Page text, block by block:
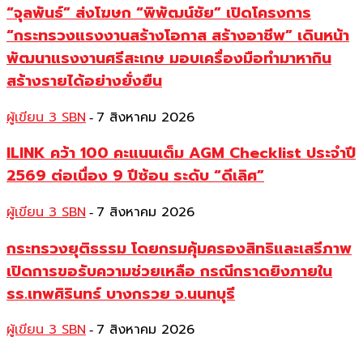
“จุลพันธ์” ส่งโฆษก “พิพัฒน์ชัย” เปิดโครงการ
“กระทรวงแรงงานสร้างโอกาส สร้างอาชีพ” เดินหน้า
พัฒนาแรงงานศรีสะเกษ มอบเครื่องมือทำมาหากิน
สร้างรายได้อย่างยั่งยืน
ผู้เขียน 3 SBN - 7 สิงหาคม 2026
ILINK คว้า 100 คะแนนเต็ม AGM Checklist ประจำปี
2569 ต่อเนื่อง 9 ปีซ้อน ระดับ “ดีเลิศ”
ผู้เขียน 3 SBN - 7 สิงหาคม 2026
กระทรวงยุติธรรม โดยกรมคุ้มครองสิทธิและเสรีภาพ
เปิดการขอรับความช่วยเหลือ กรณีกราดยิงภายใน
รร.เทพศิรินทร์ บางกรวย จ.นนทบุรี
ผู้เขียน 3 SBN - 7 สิงหาคม 2026